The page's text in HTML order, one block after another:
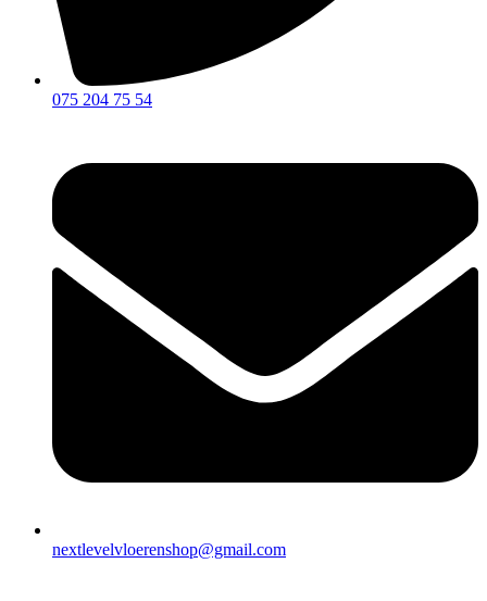
075 204 75 54
nextlevelvloerenshop@gmail.com